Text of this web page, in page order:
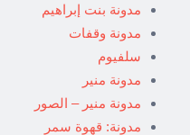
مدونة بنت إبراهيم
مدونة وقفات
سلفيوم
مدونة منير
مدونة منير – الصور
مدونة: قهوة سمر